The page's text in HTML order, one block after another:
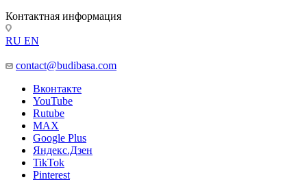
Контактная информация
RU EN
contact@budibasa.com
Вконтакте
YouTube
Rutube
MAX
Google Plus
Яндекс.Дзен
TikTok
Pinterest